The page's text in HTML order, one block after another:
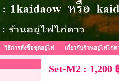
วิธีการสั่งซื้อชุดอยู่ไฟ เกี่ยวกับร้านอยู่ไฟไก่ด
Set-M2 : 1,200